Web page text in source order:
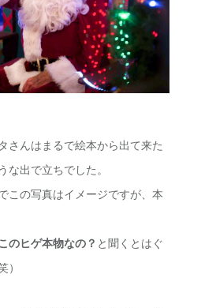
さんはまるで絵本から出て来た
な出で立ちでした。
この写真はイメージですが、本
のヒゲ本物なの？ と聞くとはぐ
）